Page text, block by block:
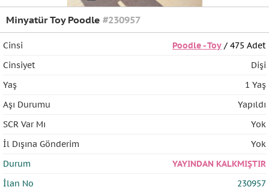
Minyatür Toy Poodle #230957
Cinsi Poodle - Toy/ 475 Adet
Cinsiyet
Dişi
Yaş
1 Yaş
Aşı Durumu
Yapıldı
SCR Var Mı
Yok
İl Dışına Gönderim
Yok
Durum
YAYINDAN KALKMIŞTIR
İlan No
230957